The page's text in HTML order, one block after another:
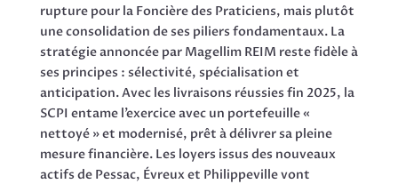
rupture pour la Foncière des Praticiens, mais plutôt
une consolidation de ses piliers fondamentaux. La
stratégie annoncée par Magellim REIM reste fidèle à
ses principes : sélectivité, spécialisation et
anticipation. Avec les livraisons réussies fin 2025, la
SCPI entame l’exercice avec un portefeuille «
nettoyé » et modernisé, prêt à délivrer sa pleine
mesure financière. Les loyers issus des nouveaux
actifs de Pessac, Évreux et Philippeville vont